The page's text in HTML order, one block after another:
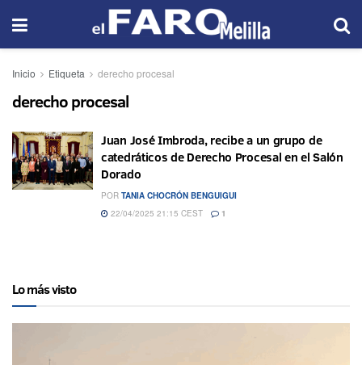
Inicio Etiqueta derecho procesal
derecho procesal
Juan José Imbroda, recibe a un grupo de
catedráticos de Derecho Procesal en el Salón
Dorado
POR TANIA CHOCRÓN BENGUIGUI
22/04/2025 21:15 CEST
1
Lo más visto